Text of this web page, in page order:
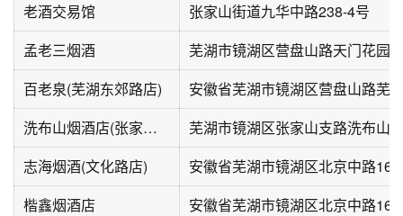
老酒交易馆
张家山街道九华中路238-4号
孟老三烟酒
芜湖市镜湖区营盘山路天门花园
百老泉(芜湖东郊路店)
洗布山烟酒店(张家山支路店)
芜湖市镜湖区张家山支路洗布山
志海烟酒(文化路店)
楷鑫烟酒店